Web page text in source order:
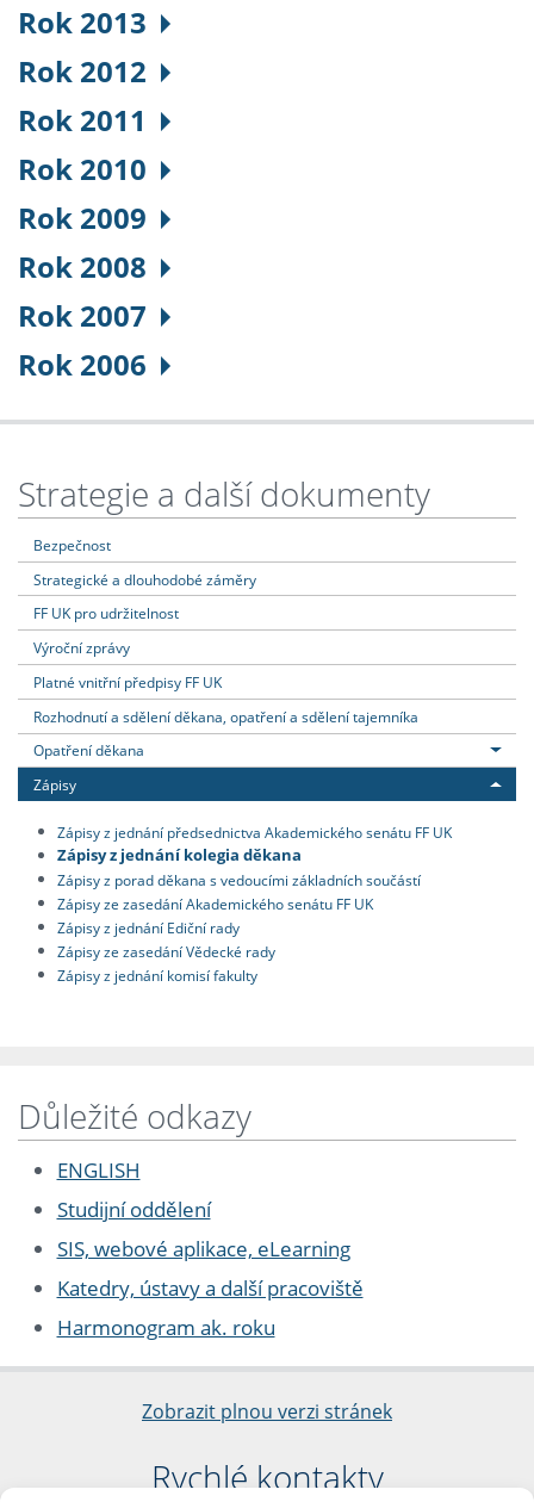
Rok 2013
Rok 2012
Rok 2011
Rok 2010
Rok 2009
Rok 2008
Rok 2007
Rok 2006
Strategie a další dokumenty
Bezpečnost
Strategické a dlouhodobé záměry
FF UK pro udržitelnost
Výroční zprávy
Platné vnitřní předpisy FF UK
Rozhodnutí a sdělení děkana, opatření a sdělení tajemníka
Opatření děkana
Zápisy
Zápisy z jednání předsednictva Akademického senátu FF UK
Zápisy z jednání kolegia děkana
Zápisy z porad děkana s vedoucími základních součástí
Zápisy ze zasedání Akademického senátu FF UK
Zápisy z jednání Ediční rady
Zápisy ze zasedání Vědecké rady
Zápisy z jednání komisí fakulty
Důležité odkazy
ENGLISH
Studijní oddělení
SIS, webové aplikace, eLearning
Katedry, ústavy a další pracoviště
Harmonogram ak. roku
Zobrazit plnou verzi stránek
Rychlé kontakty